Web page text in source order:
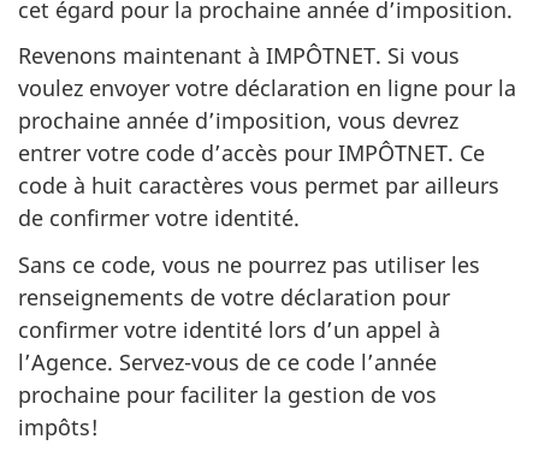
cet égard pour la prochaine année d’imposition.
Revenons maintenant à IMPÔTNET. Si vous
voulez envoyer votre déclaration en ligne pour la
prochaine année d’imposition, vous devrez
entrer votre code d’accès pour IMPÔTNET. Ce
code à huit caractères vous permet par ailleurs
de confirmer votre identité.
Sans ce code, vous ne pourrez pas utiliser les
renseignements de votre déclaration pour
confirmer votre identité lors d’un appel à
l’Agence. Servez-vous de ce code l’année
prochaine pour faciliter la gestion de vos
impôts!